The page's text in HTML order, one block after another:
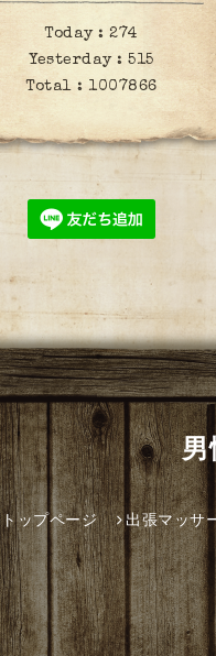
Today :274
Yesterday :515
Total :1007866
男
トップページ 出張マッサ